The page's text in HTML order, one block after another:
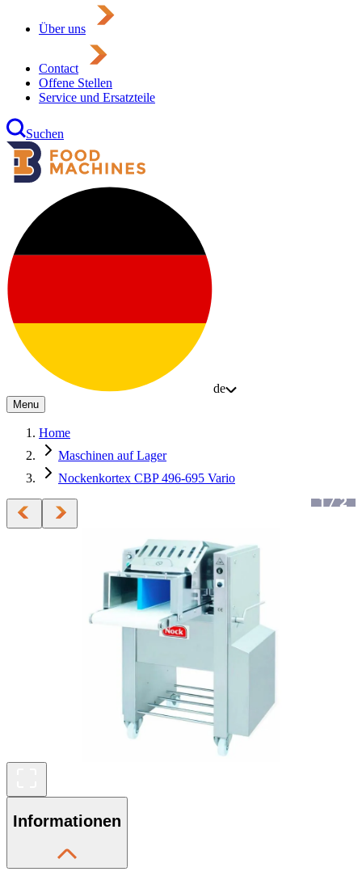
Über uns
Contact
Offene Stellen
Service und Ersatzteile
Suchen
de
Menu
Home
Maschinen auf Lager
Nockenkortex CBP 496-695 Vario
1/2
Informationen